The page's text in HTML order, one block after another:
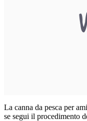
La canna da pesca per
se segui il procedimento